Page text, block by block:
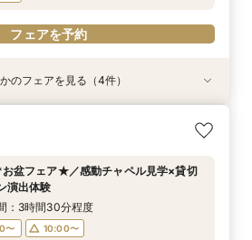
フェアを予約
気No.1】ゆったり見学*大聖堂×選べる2
〜
15:00〜
〜
限定♪】感動の大聖堂×貸切邸宅見学フェ
〜
12:00〜
〜
16:00〜
学にも◎】知りたいことだけ体験♪
相談会
〜
12:00〜
〜
16:00〜
〜
定】仕事終わりに♪話題のナイトW体
式相談会
〜
16:30〜
〜
17:30〜
〜
のフェアを見る（4件）
盆フェア★／感動チャペル見学×貸切
演出体験
：3時間30分程度
〜
10:00〜